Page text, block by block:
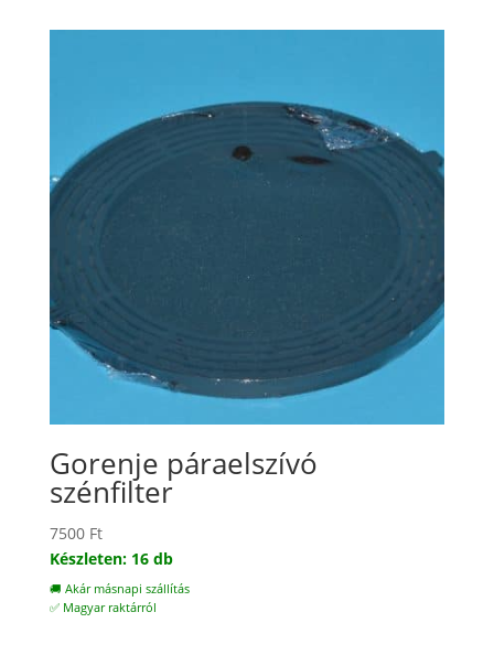
Gorenje páraelszívó
szénfilter
7500 Ft
Készleten: 16 db
🚚 Akár másnapi szállítás
✅ Magyar raktárról